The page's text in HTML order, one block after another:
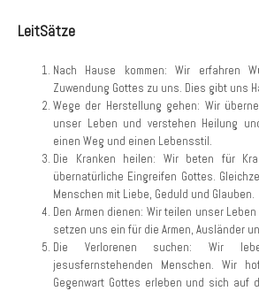
LeitSätze
Nach Hause kommen: Wir erfahren
Zuwendung Gottes zu uns. Dies gibt uns
Wege der Herstellung gehen: Wir
unser Leben und verstehen Heilung
einen Weg und einen Lebensstil.
Die Kranken heilen: Wir beten für
übernatürliche Eingreifen Gottes.
Menschen mit Liebe, Geduld und Glauben.
Den Armen dienen: Wir teilen unser Leben
setzen uns ein für die Armen, Ausländer
Die Verlorenen suchen: Wir
jesusfernstehenden Menschen. Wir
Gegenwart Gottes erleben und sich auf